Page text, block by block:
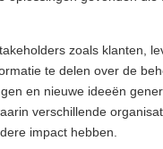
zoals klanten,
te delen over de
en nieuwe ideeën
verschillende
impact hebben.